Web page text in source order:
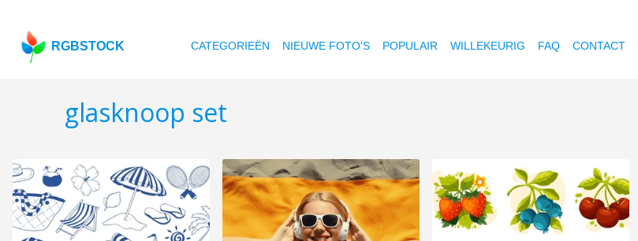
RGBSTOCK CATEGORIEËN NIEUWE FOTO'S POPULAIR WILLEKEURIG FAQ CONTACT
glasknoop set